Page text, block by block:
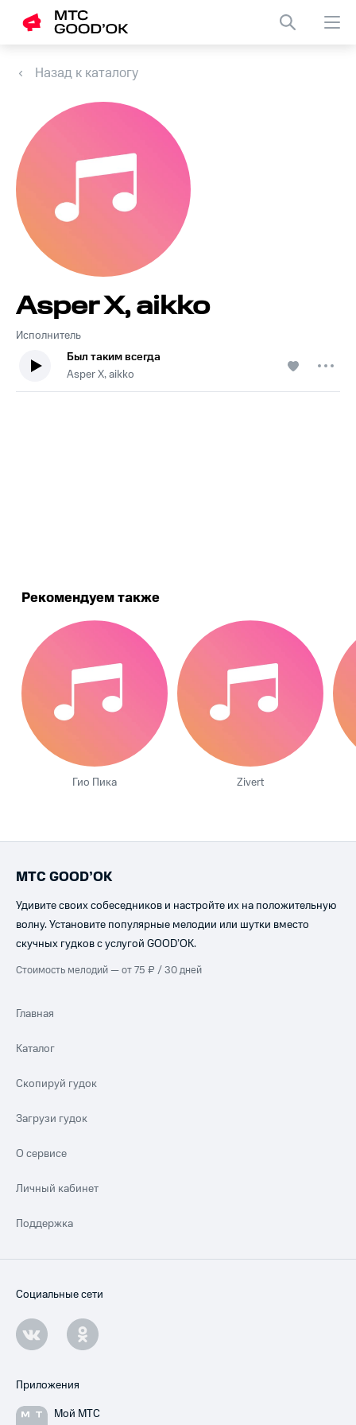
Назад к каталогу
Исполнитель
Asper X, aikko
Был таким всегда
Asper X, aikko
Рекомендуем также
Гио Пика Zivert
МТС GOOD’OK
Удивите своих собеседников и настройте их на положительную
волну. Установите популярные мелодии или шутки вместо
скучных гудков с услугой GOOD’OK.
Стоимость мелодий — от 75 ₽ / 30 дней
Главная
Каталог
Скопируй гудок
Загрузи гудок
О сервисе
Личный кабинет
Поддержка
Социальные сети
Приложения
Мой МТС